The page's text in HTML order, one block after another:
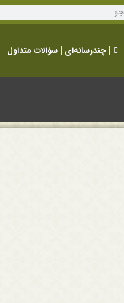
چندرسانه‌ای سؤالات متداول